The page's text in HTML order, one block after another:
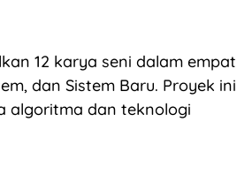
12 karya seni dalam empat
dan Sistem Baru. Proyek ini
algoritma dan teknologi